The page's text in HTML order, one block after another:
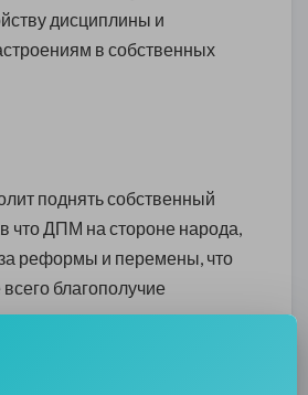
дисциплины и
в собственных
поднять собственный
что ДПМ на стороне народа,
реформы и перемены, что
благополучие
западного вектора
западных